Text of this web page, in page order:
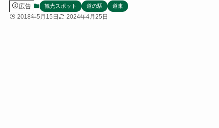
広告 観光スポット 道の駅 道東
2018年5月15日 2024年4月25日